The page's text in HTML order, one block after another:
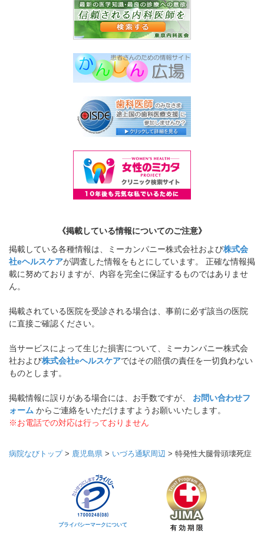
《掲載している情報についてのご注意》
掲載している各種情報は、ミーカンパニー株式会社および株式会
社eヘルスケアが調査した情報をもとにしています。 正確な情報掲
載に努めておりますが、内容を完全に保証するものではありませ
ん。
掲載されている医院を受診される場合は、事前に必ず該当の医院
に直接ご確認ください。
当サービスによって生じた損害について、ミーカンパニー株式会
社および株式会社eヘルスケアではその賠償の責任を一切負わない
ものとします。
掲載情報に誤りがある場合には、お手数ですが、 お問い合わせフ
ォーム からご連絡をいただけますようお願いいたします。
※お電話での対応は行っておりません
病院なびトップ> 鹿児島県 > いづろ通駅周辺 > 特発性大腿骨頭壊死症
プライバシーマークについて